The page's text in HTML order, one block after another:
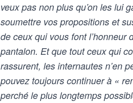
veux pas non plus qu’on les lui
soumettre vos propositions et
de ceux qui vous font
pantalon. Et que tout ceux qui
rassurent, les internautes n’en
pouvez toujours continuer à «
perché le plus longtemps